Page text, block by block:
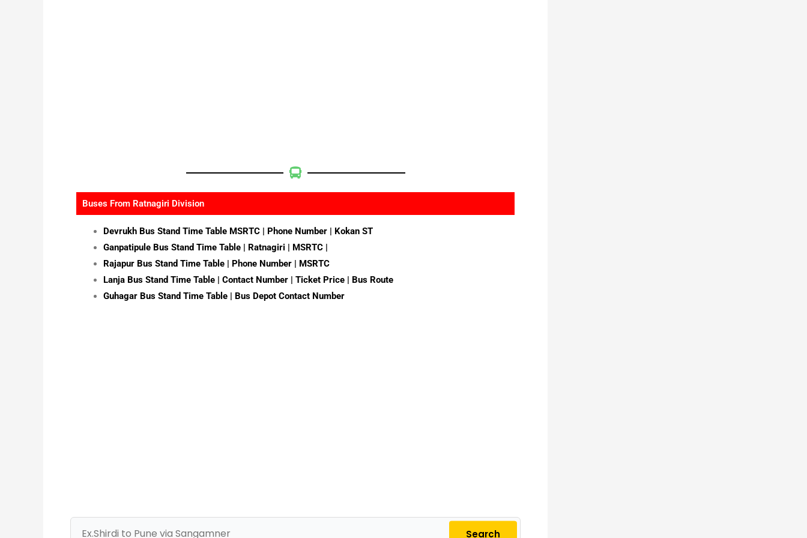
Buses From Ratnagiri Division
Devrukh Bus Stand Time Table MSRTC | Phone Number | Kokan ST
Ganpatipule Bus Stand Time Table | Ratnagiri | MSRTC |
Rajapur Bus Stand Time Table | Phone Number | MSRTC
Lanja Bus Stand Time Table | Contact Number | Ticket Price | Bus Route
Guhagar Bus Stand Time Table | Bus Depot Contact Number
Search